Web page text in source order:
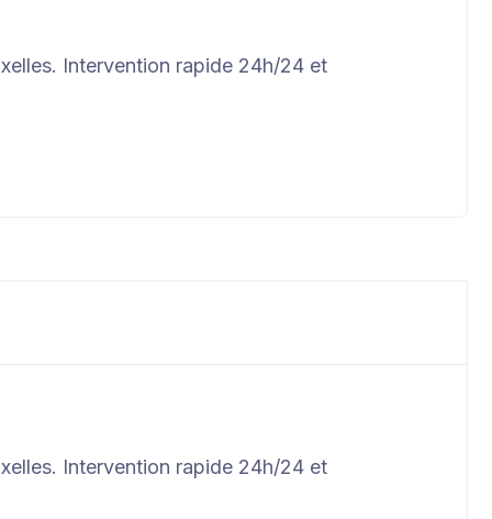
Intervention rapide 24h/24 et
Intervention rapide 24h/24 et